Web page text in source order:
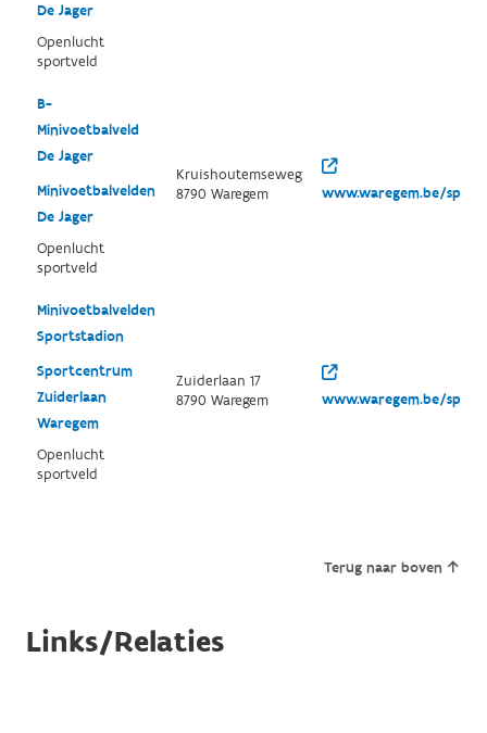
De Jager
Openlucht
sportveld
B-
Minivoetbalveld
De Jager
Minivoetbalvelden
De Jager
Openlucht
sportveld
Kruishoutemseweg
8790 Waregem
www.waregem.be/sport
Minivoetbalvelden
Sportstadion
Sportcentrum
Zuiderlaan
Waregem
Openlucht
sportveld
Zuiderlaan 17
8790 Waregem
www.waregem.be/sport
Terug naar boven
Links/Relaties